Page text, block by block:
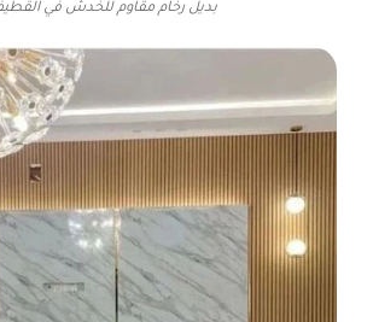
بديل رخام مقاوم للخدش في